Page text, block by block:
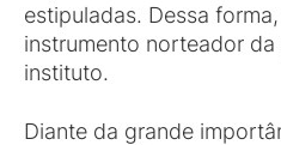
estipuladas. Dessa
instrumento norteador
instituto.
Diante da grande